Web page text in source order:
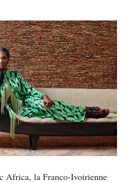
Africa, la Franco-Ivoirienne